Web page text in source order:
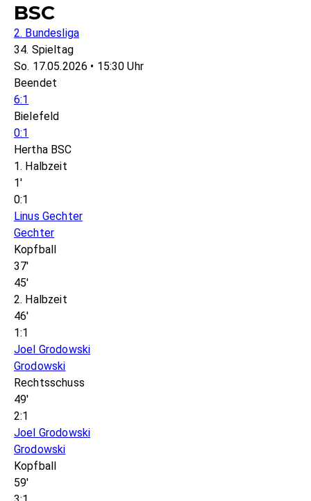
BSC
2. Bundesliga
34. Spieltag
So. 17.05.2026 • 15:30 Uhr
Beendet
6:1
Bielefeld
0:1
Hertha BSC
1. Halbzeit
1'
0:1
Linus Gechter
Gechter
Kopfball
37'
45'
2. Halbzeit
46'
1:1
Joel Grodowski
Grodowski
Rechtsschuss
49'
2:1
Joel Grodowski
Grodowski
Kopfball
59'